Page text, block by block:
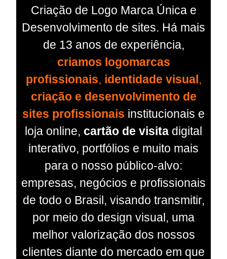
Criação de Logo Marca Única e
Desenvolvimento de sites. Há mais
de 13 anos de experiência,
criamos logomarcas
profissionais, identidade visual,
criação e desenvolvimento de
sites profissionais institucionais e
loja online, cartão de visita digital
interativo, portfólios e muito mais
para o nosso público-alvo:
empresas, negócios e profissionais
de todo o Brasil, visando transmitir,
por meio do design visual, uma
melhor valorização dos nossos
clientes diante do mercado em que